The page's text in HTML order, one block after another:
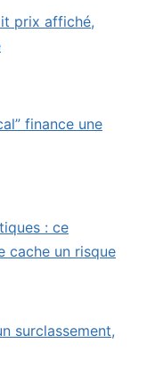
prix affiché,
finance une
: ce
cache un risque
surclassement,